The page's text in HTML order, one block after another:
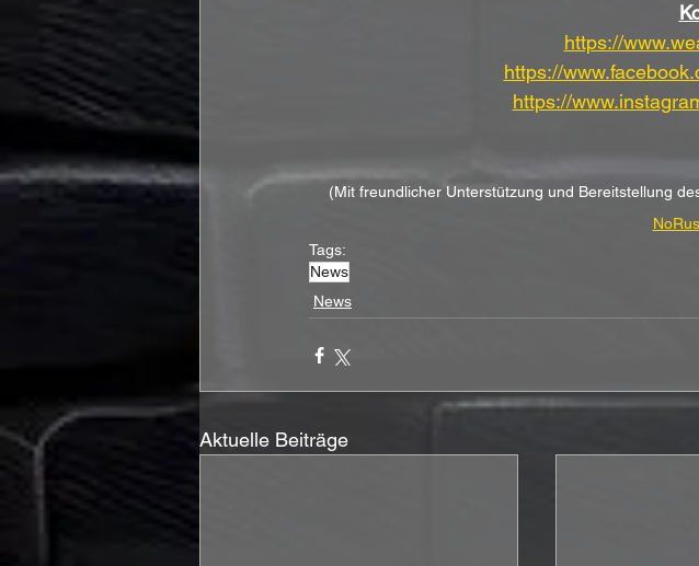
https://
https://
https://
(Mit freundlicher Unterstützung und Bereitstellung
Tags:
News
News
Aktuelle Beiträge